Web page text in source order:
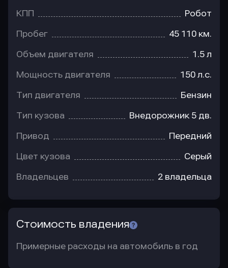
КПП Робот
Пробег 45 110 км.
Объем двигателя 1.5 л
Мощность двигателя 150 л.с.
Тип двигателя Бензин
Тип кузова Внедорожник 5 дв.
Привод Передний
Цвет кузова Серый
Владельцев 2 владельца
Стоимость владения
Примерные расходы на автомобиль в год